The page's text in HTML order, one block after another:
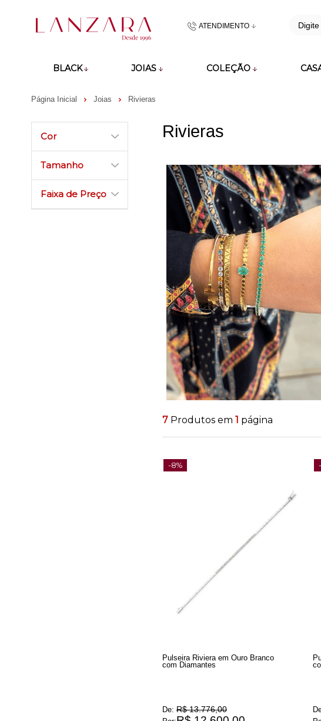
ATENDIMENTO
(48)991860142
BLACK JOIAS COLEÇÃO
Página Inicial Joias Rivieras
Cor
Tamanho
Faixa de Preço
Rivieras
7 Produtos em 1 página
-8%
Pulseira Riviera em Ouro Branco
com Diamantes
De: R$ 13.776,00